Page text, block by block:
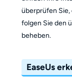
überprüfen Sie,
folgen Sie den
beheben.
EaseUs